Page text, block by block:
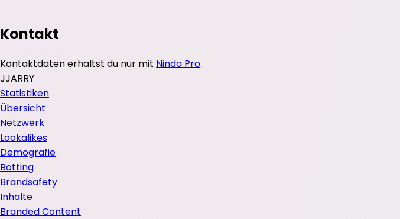
Kontakt
Kontaktdaten erhältst du nur mit Nindo Pro.
JJARRY
Statistiken
Übersicht
Netzwerk
Lookalikes
Demografie
Botting
Brandsafety
Inhalte
Branded Content